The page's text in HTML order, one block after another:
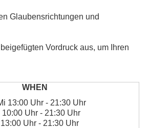
Glaubensrichtungen und
Vordruck aus, um Ihren
13:00 Uhr - 21:30 Uhr
10:00 Uhr - 21:30 Uhr
13:00 Uhr - 21:30 Uhr